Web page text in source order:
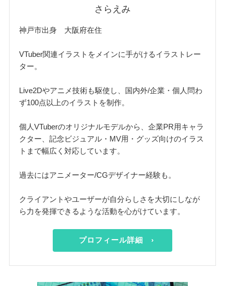
さらえみ
神戸市出身 大阪府在住
VTuber関連イラストをメインに手がけるイラストレー
ター。
Live2Dやアニメ技術も駆使し、国内外/企業・個人問わ
ず100点以上のイラストを制作。
個人VTuberのオリジナルモデルから、企業PR用キャラ
クター、記念ビジュアル・MV用・グッズ向けのイラス
トまで幅広く対応しています。
過去にはアニメーター/CGデザイナー経験も。
クライアントやユーザーが自分らしさを大切にしなが
ら力を発揮できるような活動を心がけています。
プロフィール詳細 ›